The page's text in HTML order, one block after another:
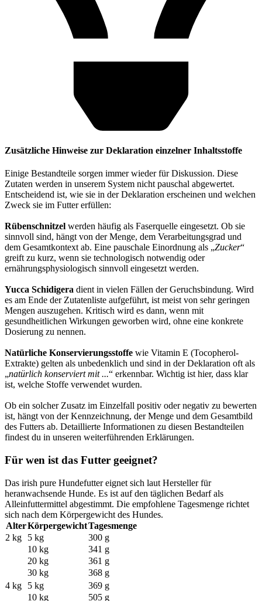
Zusätzliche Hinweise zur Deklaration einzelner Inhaltsstoffe
Einige Bestandteile sorgen immer wieder für Diskussion. Diese
Zutaten werden in unserem System nicht pauschal abgewertet.
Entscheidend ist, wie sie in der Deklaration erscheinen und welchen
Zweck sie im Futter erfüllen:
Rübenschnitzel werden häufig als Faserquelle eingesetzt. Ob sie
sinnvoll sind, hängt von der Menge, dem Verarbeitungsgrad und
dem Gesamtkontext ab. Eine pauschale Einordnung als „Zucker“
greift zu kurz, wenn sie technologisch notwendig oder
ernährungsphysiologisch sinnvoll eingesetzt werden.
Yucca Schidigera dient in vielen Fällen der Geruchsbindung. Wird
es am Ende der Zutatenliste aufgeführt, ist meist von sehr geringen
Mengen auszugehen. Kritisch wird es dann, wenn mit
gesundheitlichen Wirkungen geworben wird, ohne eine konkrete
Dosierung zu nennen.
Natürliche Konservierungsstoffe wie Vitamin E (Tocopherol-
Extrakte) gelten als unbedenklich und sind in der Deklaration oft als
„natürlich konserviert mit ...“ erkennbar. Wichtig ist hier, dass klar
ist, welche Stoffe verwendet wurden.
Ob ein solcher Zusatz im Einzelfall positiv oder negativ zu bewerten
ist, hängt von der Kennzeichnung, der Menge und dem Gesamtbild
des Futters ab. Detaillierte Informationen zu diesen Bestandteilen
findest du in unseren weiterführenden Erklärungen.
Für wen ist das Futter geeignet?
Das irish pure Hundefutter eignet sich laut Hersteller für
heranwachsende Hunde. Es ist auf den täglichen Bedarf als
Alleinfuttermittel abgestimmt. Die empfohlene Tagesmenge richtet
sich nach dem Körpergewicht des Hundes.
AlterKörpergewichtTagesmenge
2 kg
5 kg
300 g
10 kg
341 g
20 kg
361 g
30 kg
368 g
4 kg
5 kg
369 g
10 kg
505 g